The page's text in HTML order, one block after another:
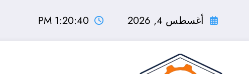
أغسطس 4, 2026 1:20:41 PM